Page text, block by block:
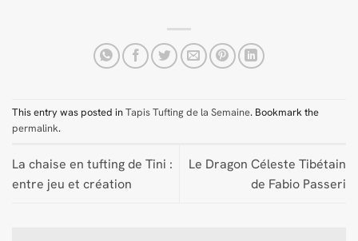
This entry was posted inTapis Tufting de la Semaine. Bookmark the
permalink.
La chaise en tufting de Tini :
entre jeu et création
Le Dragon Céleste Tibétain
de Fabio Passeri